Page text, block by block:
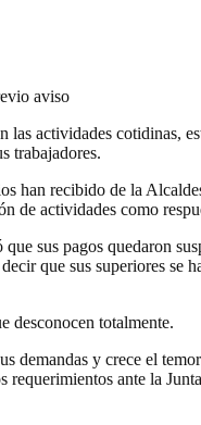
aviso
las actividades
trabajadores.
recibido de la
de actividades como
sus pagos quedaron
que sus superiores
desconocen totalmente.
demandas y crece el
ante la